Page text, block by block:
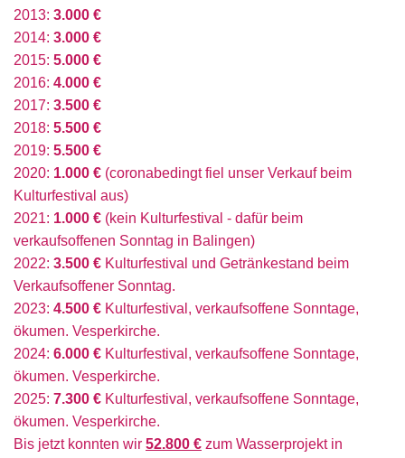
2013: 3.000 €
2014: 3.000 €
2015: 5.000 €
2016: 4.000 €
2017: 3.500 €
2018: 5.500 €
2019: 5.500 €
2020: 1.000 € (coronabedingt fiel unser Verkauf beim
Kulturfestival aus)
2021: 1.000 € (kein Kulturfestival - dafür beim
verkaufsoffenen Sonntag in Balingen)
2022: 3.500 € Kulturfestival und Getränkestand beim
Verkaufsoffener Sonntag.
2023: 4.500 € Kulturfestival, verkaufsoffene Sonntage,
ökumen. Vesperkirche.
2024: 6.000 € Kulturfestival , verkaufsoffene Sonntage,
ökumen. Vesperkirche.
2025: 7.300 € Kulturfestival, verkaufsoffene Sonntage,
ökumen. Vesperkirche.
Bis jetzt konnten wir 52.800 € zum Wasserprojekt in